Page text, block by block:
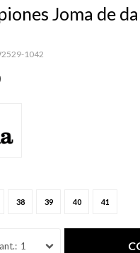
Joma de
1042
38 39 40 41
1